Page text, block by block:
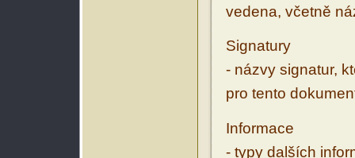
vedena, včetně
Signatury
- názvy signatur,
pro tento
Informace
- typy dalších